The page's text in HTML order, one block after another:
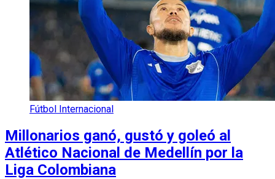
Fútbol Internacional
Millonarios ganó, gustó y goleó al
Atlético Nacional de Medellín por la
Liga Colombiana